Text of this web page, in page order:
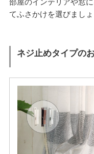
てふさかけを選びましょ
ネジ止めタイプの